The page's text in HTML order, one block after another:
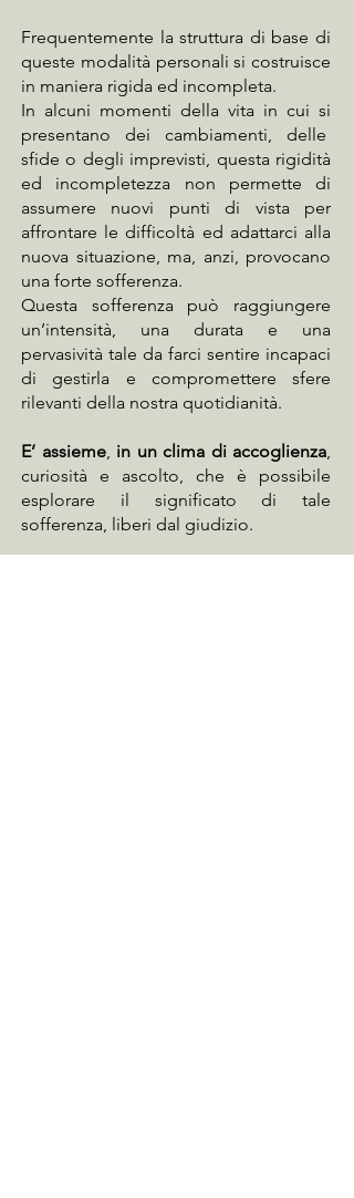
Frequentemente la struttura di base di
queste modalità personali si costruisce
in maniera rigida ed incompleta.
In alcuni momenti della vita in cui si
presentano dei cambiamenti, delle
sfide o degli imprevisti, questa rigidità
ed incompletezza non permette di
assumere nuovi punti di vista per
affrontare le difficoltà ed adattarci alla
nuova situazione, ma, anzi, provocano
una forte sofferenza.
Questa sofferenza può raggiungere
un’intensità, una durata e una
pervasività tale da farci sentire incapaci
di gestirla e compromettere sfere
rilevanti della nostra quotidianità.
E’ assieme, in un clima di accoglienza,
curiosità e ascolto, che è possibile
esplorare il significato di tale
sofferenza, liberi dal giudizio.